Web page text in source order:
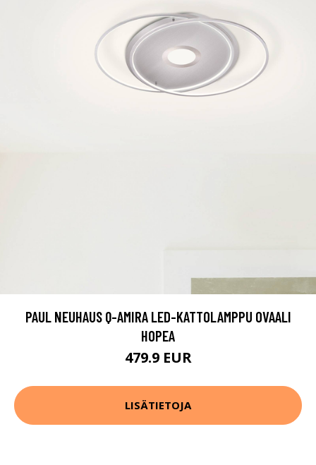
PAUL NEUHAUS Q-AMIRA LED-KATTOLAMPPU OVAALI
HOPEA
479.9 EUR
LISÄTIETOJA